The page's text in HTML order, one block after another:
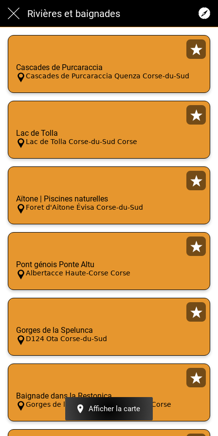
Rivières et baignades
Cascades de Purcaraccia
Cascades de Purcaraccia Quenza Corse-du-Sud
Lac de Tolla
Lac de Tolla Corse-du-Sud Corse
Aïtone | Piscines naturelles
Foret d'Aitone Évisa Corse-du-Sud
Pont génois Ponte Altu
Albertacce Haute-Corse Corse
Gorges de la Spelunca
D124 Ota Corse-du-Sud
Baignade dans la Restonica
Gorges de la Restonica Corte Haute-Corse
Afficher la carte